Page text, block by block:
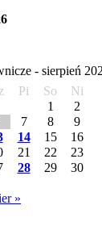
- sierpień
Pi So
Ni
1
2
7 8
9
14 15
16
21 22
23
28 29
30
»